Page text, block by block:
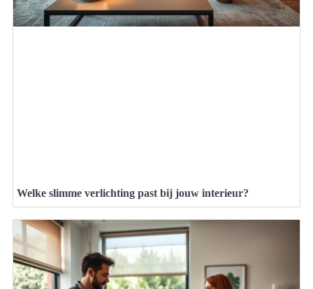
Welke slimme verlichting past bij jouw interieur?